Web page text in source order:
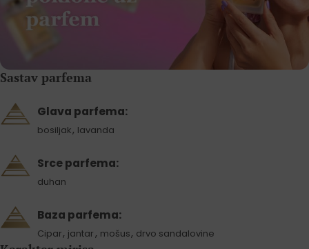
Sastav parfema
Glava parfema:
bosiljak, lavanda
Srce parfema:
duhan
Baza parfema:
Cipar, jantar , mošus, drvo sandalovine